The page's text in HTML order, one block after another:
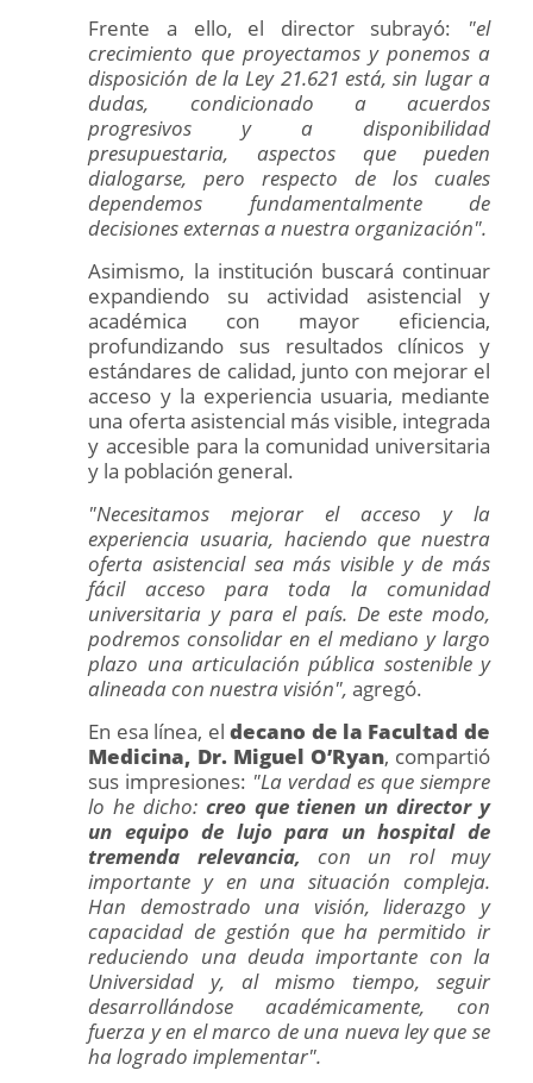
Frente a ello, el director subrayó: "el
crecimiento que proyectamos y ponemos a
disposición de la Ley 21.621 está, sin lugar a
dudas, condicionado a acuerdos
progresivos y a disponibilidad
presupuestaria, aspectos que pueden
dialogarse, pero respecto de los cuales
dependemos fundamentalmente de
decisiones externas a nuestra organización".
Asimismo, la institución buscará continuar
expandiendo su actividad asistencial y
académica con mayor eficiencia,
profundizando sus resultados clínicos y
estándares de calidad, junto con mejorar el
acceso y la experiencia usuaria, mediante
una oferta asistencial más visible, integrada
y accesible para la comunidad universitaria
y la población general.
"Necesitamos mejorar el acceso y la
experiencia usuaria, haciendo que nuestra
oferta asistencial sea más visible y de más
fácil acceso para toda la comunidad
universitaria y para el país. De este modo,
podremos consolidar en el mediano y largo
plazo una articulación pública sostenible y
alineada con nuestra visión", agregó.
En esa línea, eldecano de la Facultad de
Medicina, Dr. Miguel O’Ryan, compartió
sus impresiones: "La verdad es que siempre
lo he dicho: creo que tienen un director y
un equipo de lujo para un hospital de
tremenda relevancia, con un rol muy
importante y en una situación compleja.
Han demostrado una visión, liderazgo y
capacidad de gestión que ha permitido ir
reduciendo una deuda importante con la
Universidad y, al mismo tiempo, seguir
desarrollándose académicamente, con
fuerza y en el marco de una nueva ley que se
ha logrado implementar".